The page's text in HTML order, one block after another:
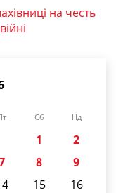
на честь
Сб Нд
1
2
8
9
15
16